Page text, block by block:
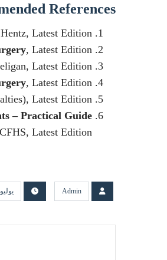
References:
Latest Edition.
, Latest Edition.
Latest Edition.
, Latest Edition,
Latest Edition,
– Practical Guide
Latest Edition,
Admin يوليو 28, 2025